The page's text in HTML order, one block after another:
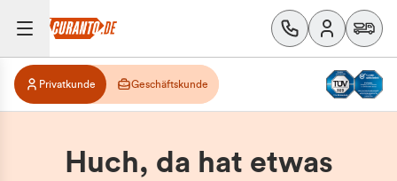
Privatkunde Geschäftskunde
Huch, da hat etwas